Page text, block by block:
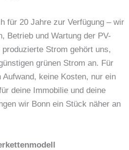
für 20 Jahre zur Verfügung – wir
Betrieb und Wartung der PV-
Strom gehört uns,
grünen Strom an. Für
keine Kosten, nur ein
deine Immobilie und deine
wir Bonn ein Stück näher an